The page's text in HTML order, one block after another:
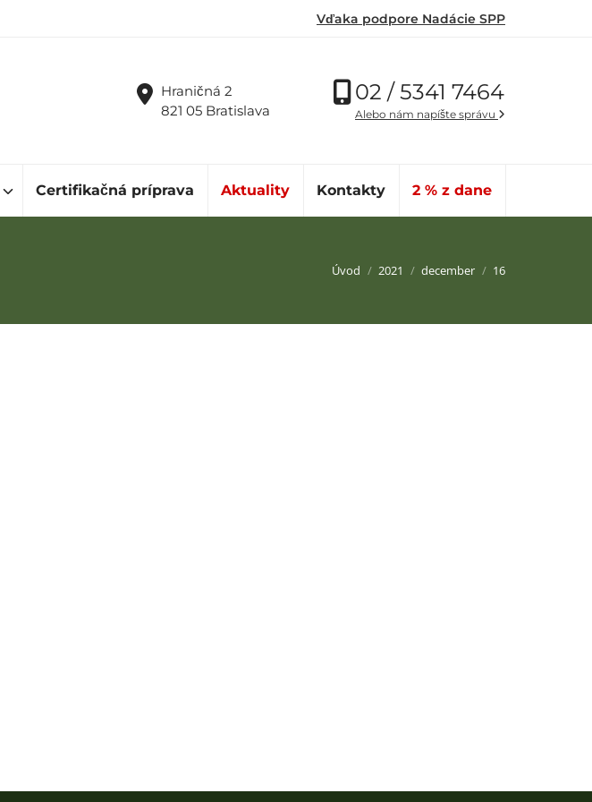
Vďaka podpore Nadácie SPP
Hraničná 2
821 05 Bratislava
02 / 5341 7464
Alebo nám napíšte správu
Certifikačná príprava Aktuality Kontakty 2 % z dane
Nachádzate sa tu:
Úvod 2021 december 16